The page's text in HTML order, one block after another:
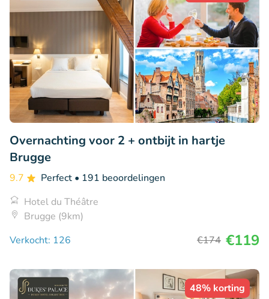
Overnachting voor 2 + ontbijt in hartje
Brugge
9.7 Perfect • 191 beoordelingen
Hotel du Théâtre
Brugge (9km)
Verkocht: 126
€174 €119
48% korting